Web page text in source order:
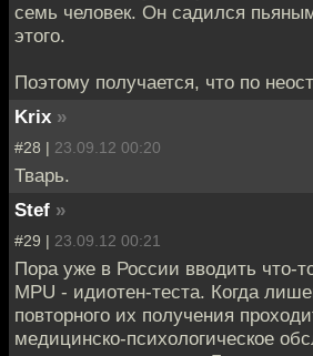
семь человек. Он садился
этого.
Поэтому получается, что по
Krix »
#28 | 23.09.12 00:20
Тварь.
Stef »
#29 | 23.09.12 00:21
Пора уже в России вводить что-
MPU - идиотен-теста. Когда
повторного их получения
медицинско-психологическое